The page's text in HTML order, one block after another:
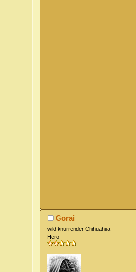
Gorai
wild knurrender Chihuahua
Hero